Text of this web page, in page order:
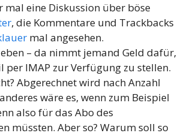
mal eine Diskussion über böse
, die Kommentare und Trackbacks
mal angesehen.
– da nimmt jemand Geld dafür,
per IMAP zur Verfügung zu stellen.
Abgerechnet wird nach Anzahl
wäre es, wenn zum Beispiel
also für das Abo des
müssten. Aber so? Warum soll so